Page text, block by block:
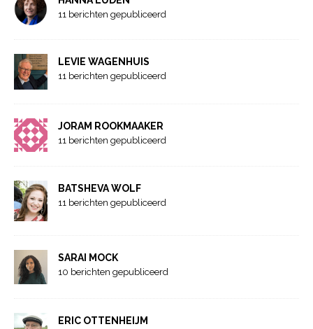
11 berichten gepubliceerd
LEVIE WAGENHUIS
11 berichten gepubliceerd
JORAM ROOKMAAKER
11 berichten gepubliceerd
BATSHEVA WOLF
11 berichten gepubliceerd
SARAI MOCK
10 berichten gepubliceerd
ERIC OTTENHEIJM